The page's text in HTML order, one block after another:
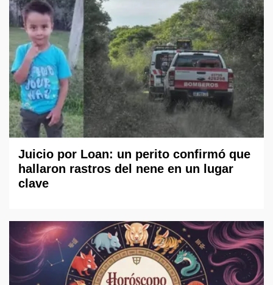
Juicio por Loan: un perito confirmó que
hallaron rastros del nene en un lugar
clave